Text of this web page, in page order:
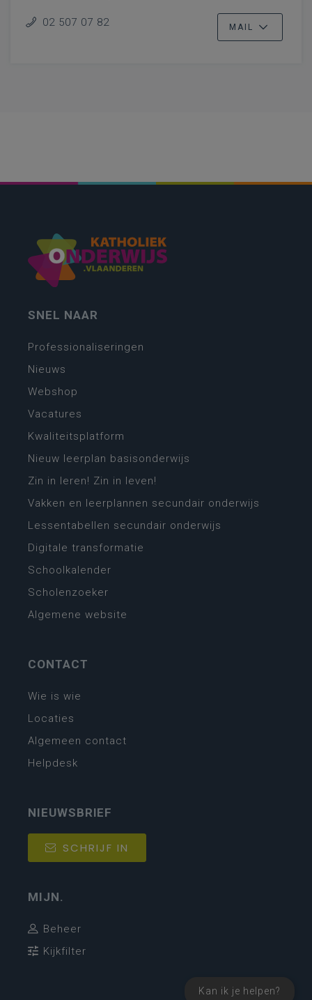
02 507 07 82 MAIL
Kan ik je helpen?
SNEL NAAR
Professionaliseringen
Nieuws
Webshop
Vacatures
Kwaliteitsplatform
Nieuw leerplan basisonderwijs
Zin in leren! Zin in leven!
Vakken en leerplannen secundair onderwijs
Lessentabellen secundair onderwijs
Digitale transformatie
Schoolkalender
Scholenzoeker
Algemene website
CONTACT
Wie is wie
Locaties
Algemeen contact
Helpdesk
NIEUWSBRIEF
SCHRIJF IN
MIJN.
Beheer
Kijkfilter